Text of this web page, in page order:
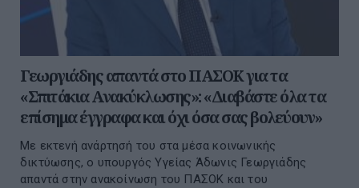
Γεωργιάδης απαντά στο ΠΑΣΟΚ για τα
«Σπιτάκια Ανακύκλωσης»: «Διαβάστε όλα τα
επίσημα έγγραφα και όχι όσα σας βολεύουν»
Με εκτενή ανάρτησή του στα μέσα κοινωνικής
δικτύωσης, ο υπουργός Υγείας Άδωνις Γεωργιάδης
απαντά στην ανακοίνωση του ΠΑΣΟΚ και του